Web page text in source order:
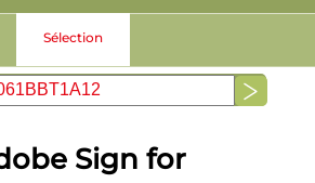
Sélection
Sign for